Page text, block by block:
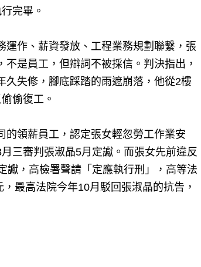
完畢。
作、薪資發放、工程業務規劃聯繫，張
是員工，但辯詞不被採信。判決指出，
久失修，腳底踩踏的雨遮崩落，他從2樓
偷復工。
的領薪員工，認定張女輕忽勞工作業安
三審判張淑晶5月定讞。而張女先前違反
讞，高檢署聲請「定應執行刑」，高等法
最高法院今年10月駁回張淑晶的抗告，